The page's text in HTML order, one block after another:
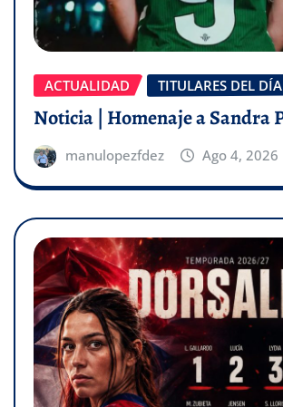
ACTUALIDAD TITULARES DEL DÍA
Noticia | Homenaje a Sandra
manulopezfdez Ago 4, 2026